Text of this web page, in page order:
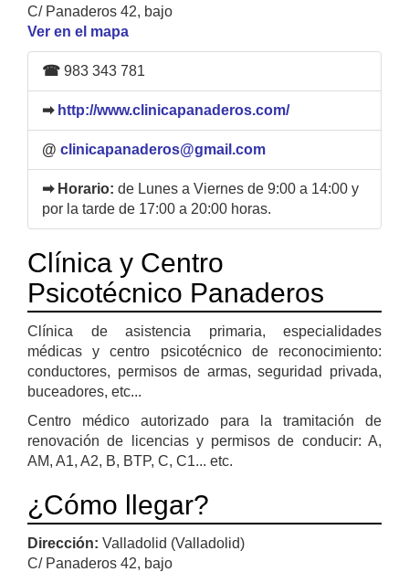
C/ Panaderos 42, bajo
Ver en el mapa
☎ 983 343 781
➡ http://www.clinicapanaderos.com/
@ clinicapanaderos@gmail.com
➡ Horario: de Lunes a Viernes de 9:00 a 14:00 y
por la tarde de 17:00 a 20:00 horas.
Clínica y Centro
Psicotécnico Panaderos
Clínica de asistencia primaria, especialidades
médicas y centro psicotécnico de reconocimiento:
conductores, permisos de armas, seguridad privada,
buceadores, etc...
Centro médico autorizado para la tramitación de
renovación de licencias y permisos de conducir: A,
AM, A1, A2, B, BTP, C, C1... etc.
¿Cómo llegar?
Dirección: Valladolid (Valladolid)
C/ Panaderos 42, bajo